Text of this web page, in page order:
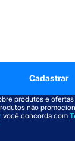
Cadastrar
produtos e
não
você concorda com